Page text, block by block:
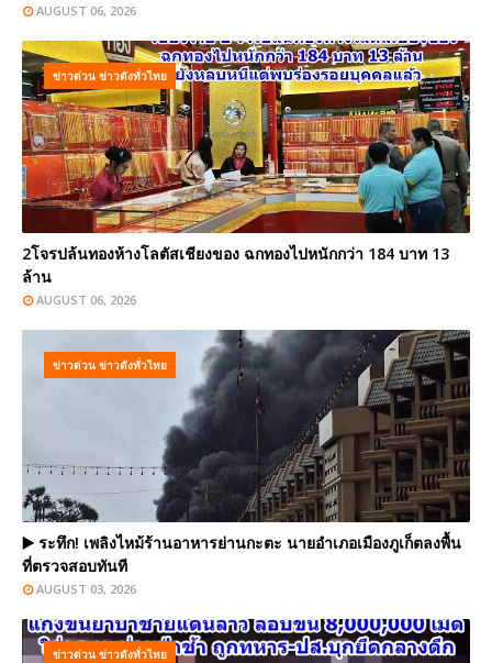
AUGUST 06, 2026
ข่าวด่วน ข่าวดังทั่วไทย
2โจรปล้นทองห้างโลตัสเชียงของ ฉกทองไปหนักกว่า 184 บาท 13
ล้าน
AUGUST 06, 2026
ข่าวด่วน ข่าวดังทั่วไทย
▶️ ระทึก! เพลิงไหม้ร้านอาหารย่านกะตะ นายอำเภอเมืองภูเก็ตลงพื้น
ที่ตรวจสอบทันที
AUGUST 03, 2026
ข่าวด่วน ข่าวดังทั่วไทย